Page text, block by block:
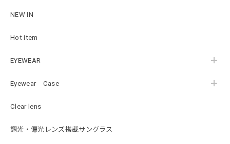
NEW IN
Hot item
EYEWEAR
Eyewear Case
Clear lens
調光・偏光レンズ搭載サングラス